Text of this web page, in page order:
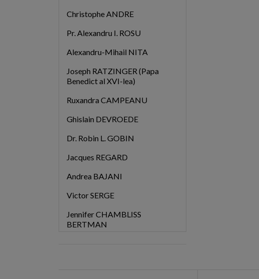
Christophe ANDRE
Pr. Alexandru I. ROSU
Alexandru-Mihail NITA
Joseph RATZINGER (Papa
Benedict al XVI-lea)
Ruxandra CAMPEANU
Ghislain DEVROEDE
Dr. Robin L. GOBIN
Jacques REGARD
Andrea BAJANI
Victor SERGE
Jennifer CHAMBLISS
BERTMAN